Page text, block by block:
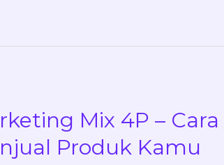
Mix 4P –
Produk Kamu